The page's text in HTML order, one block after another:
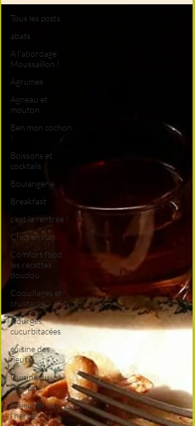
Tous les posts
abats
A l'abordage
Moussaillon !
Agrumes
Agneau et
mouton
Ben mon cochon
!
Boissons et
cocktails
Boulangerie
Breakfast
c'est la rentrée !
Chicken run
Comfort food,
les recettes
doudou
Coquillages et
crustacés
Courges,
cucurbitacées
cuisine des
fleurs
Cuisine du
Camping
Déjeuner sur
l'herbe